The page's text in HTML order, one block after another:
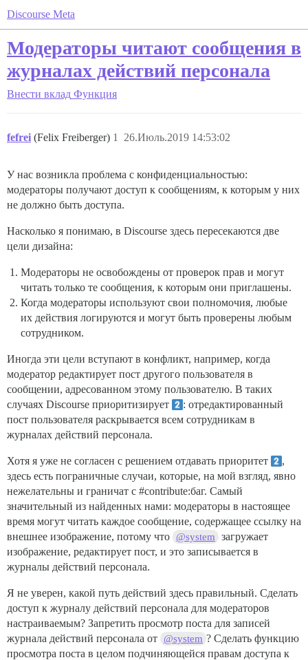
Discourse Meta
Модераторы читают сообщения в
журналах действий персонала
Внести вклад Функция
fefrei (Felix Freiberger) 26.Июль.2019 14:53:02
1
У нас возникла проблема с конфиденциальностью:
модераторы получают доступ к сообщениям, к которым у них
не должно быть доступа.
Насколько я понимаю, в Discourse здесь пересекаются две
цели дизайна:
Модераторы не освобождены от проверок прав и могут
читать только те сообщения, к которым они приглашены.
Когда модераторы используют свои полномочия, любые
их действия логируются и могут быть проверены любым
сотрудником.
Иногда эти цели вступают в конфликт, например, когда
модератор редактирует пост другого пользователя в
сообщении, адресованном этому пользователю. В таких
случаях Discourse приоритизирует
: отредактированный
пост пользователя раскрывается всем сотрудникам в
журналах действий персонала.
Хотя я уже не согласен с решением отдавать приоритет
,
здесь есть пограничные случаи, которые, на мой взгляд, явно
нежелательны и граничат с #contribute:баг. Самый
значительный из найденных нами: модераторы в настоящее
время могут читать каждое сообщение, содержащее ссылку на
внешнее изображение, потому что @system
загружает
изображение, редактирует пост, и это записывается в
журналы действий персонала.
Я не уверен, какой путь действий здесь правильный. Сделать
доступ к журналу действий персонала для модераторов
настраиваемым? Запретить просмотр поста для записей
журнала действий персонала от @system ? Сделать функцию
просмотра поста в целом подчиняющейся правам доступа к